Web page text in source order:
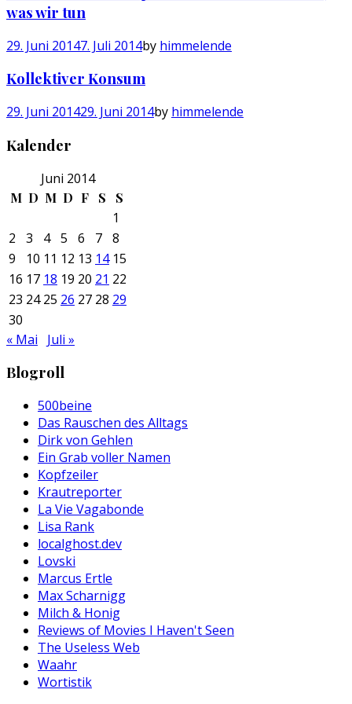
was wir tun
29. Juni 20147. Juli 2014by himmelende
Kollektiver Konsum
29. Juni 201429. Juni 2014by himmelende
Kalender
Juni 2014
M D M D F S S
1
2
3 4 5 6 7 8
9
10 11 12 13 14 15
16 17 18 19 20 21 22
23 24 25 26 27 28 29
30
« Mai
Juli »
Blogroll
500beine
Das Rauschen des Alltags
Dirk von Gehlen
Ein Grab voller Namen
Kopfzeiler
Krautreporter
La Vie Vagabonde
Lisa Rank
localghost.dev
Lovski
Marcus Ertle
Max Scharnigg
Milch & Honig
Reviews of Movies I Haven't Seen
The Useless Web
Waahr
Wortistik